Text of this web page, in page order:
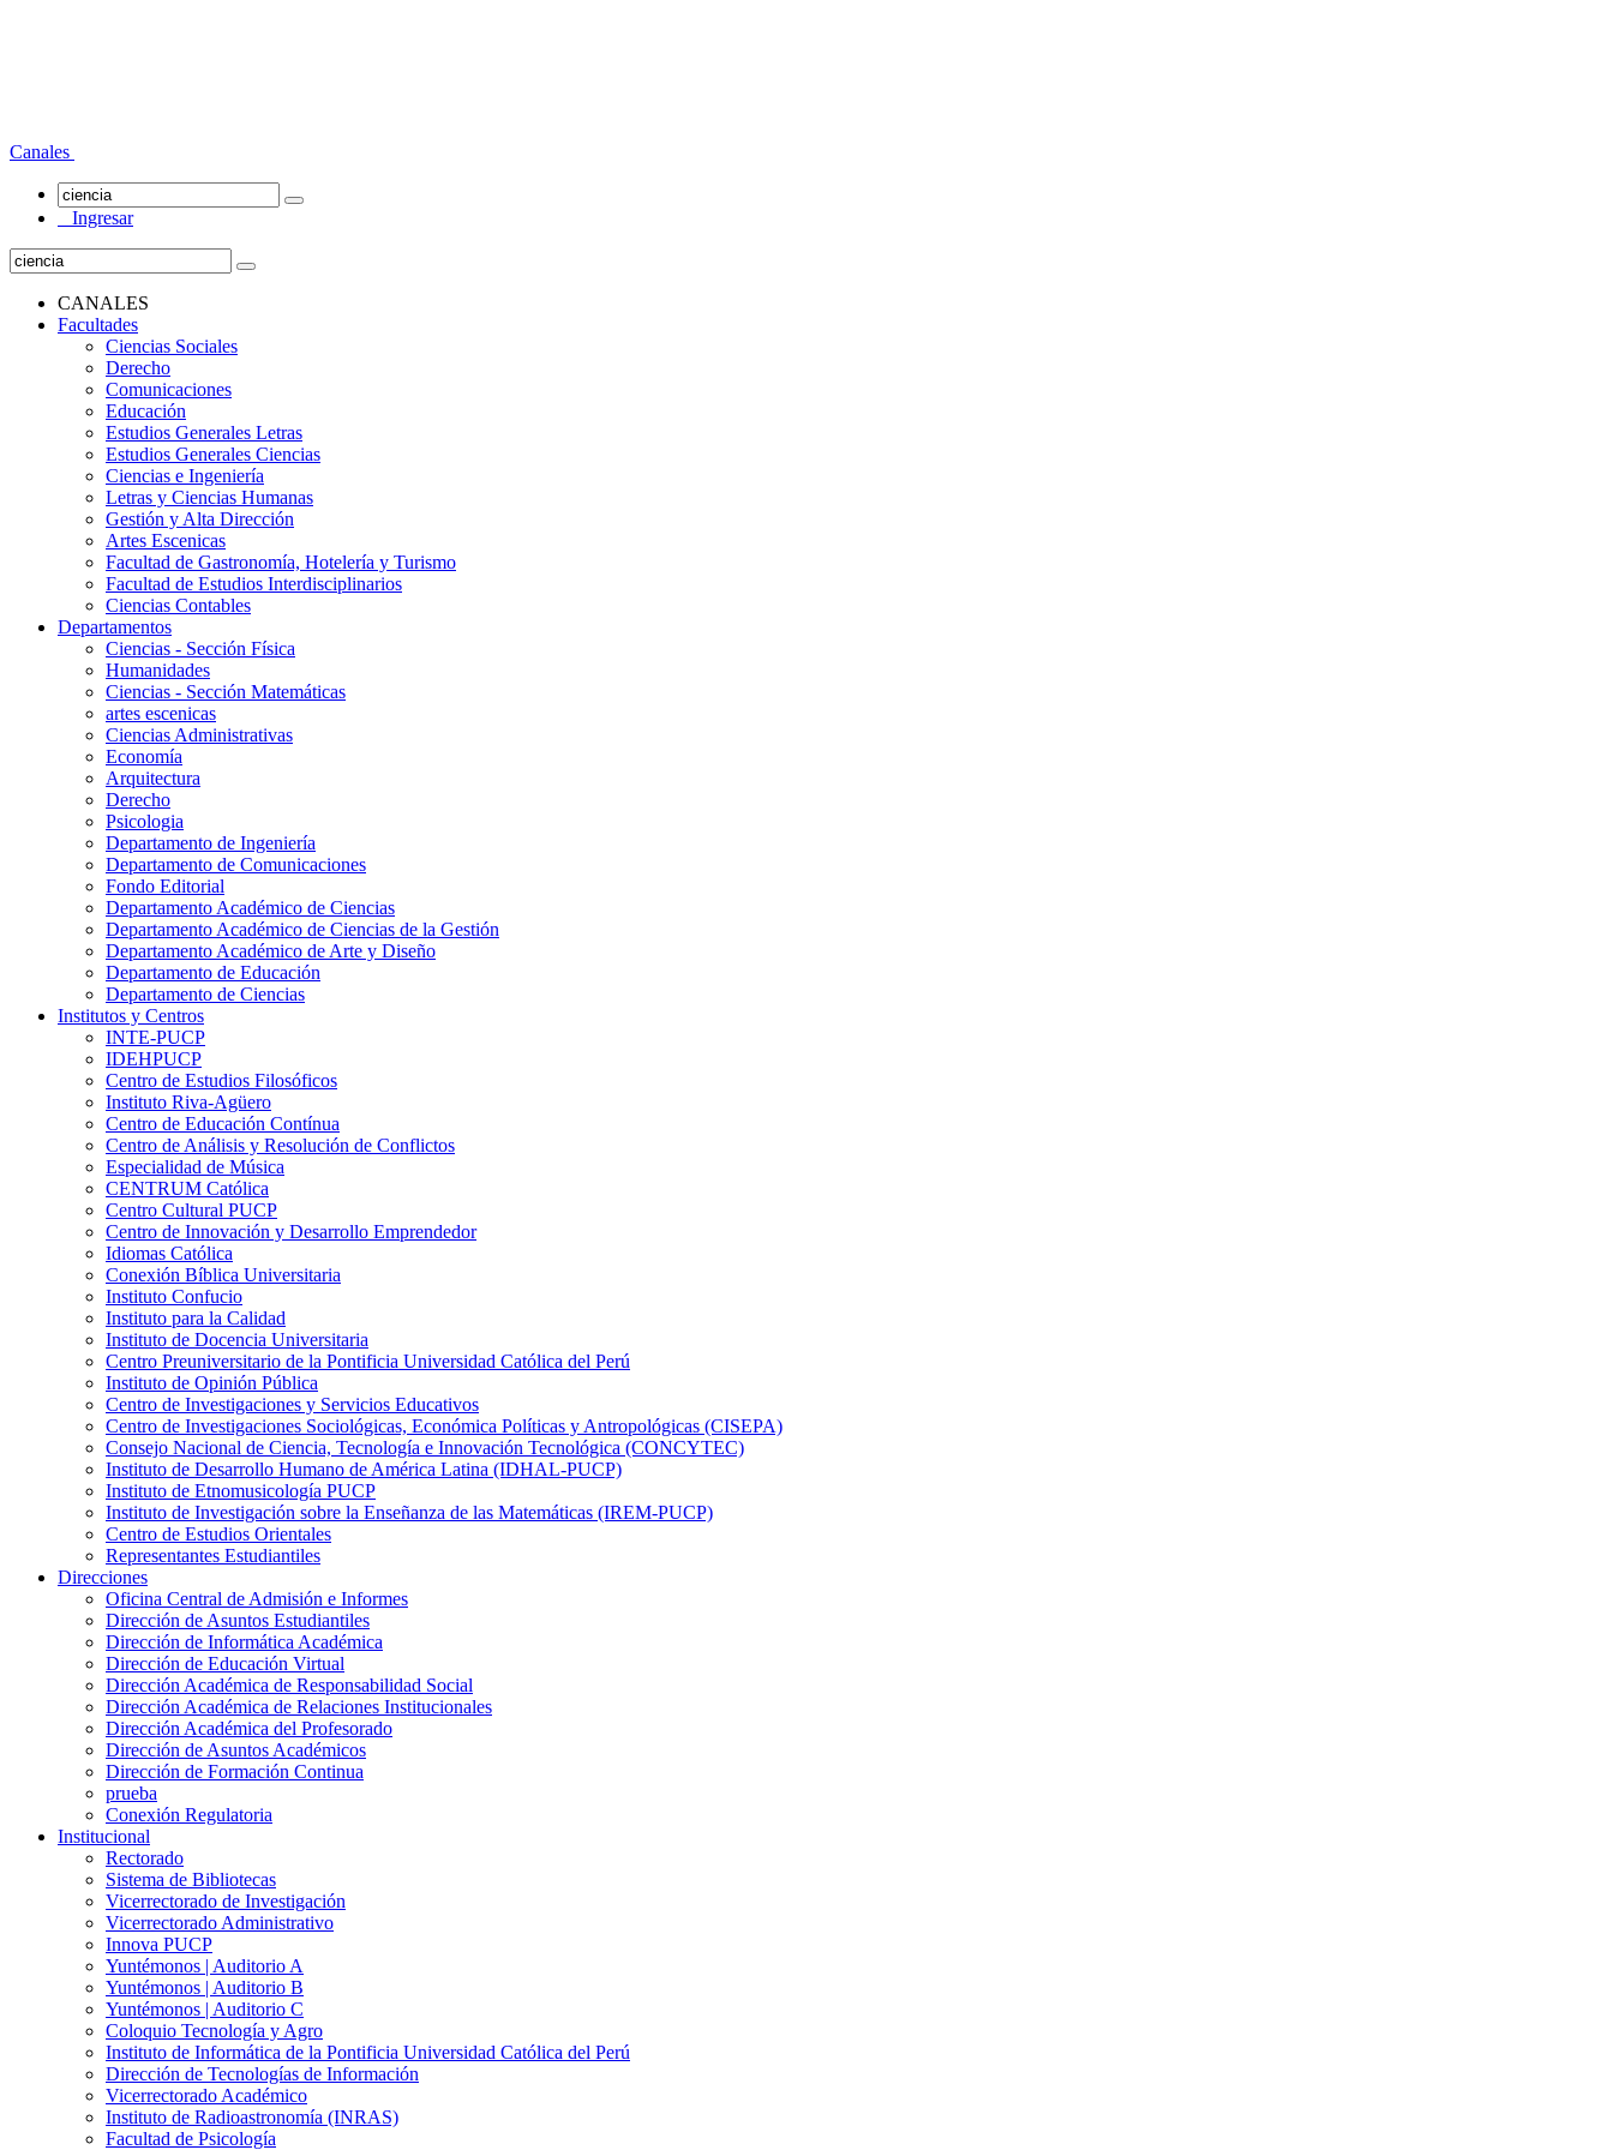
Canales
Ingresar
CANALES
Facultades
Ciencias Sociales
Derecho
Comunicaciones
Educación
Estudios Generales Letras
Estudios Generales Ciencias
Ciencias e Ingeniería
Letras y Ciencias Humanas
Gestión y Alta Dirección
Artes Escenicas
Facultad de Gastronomía, Hotelería y Turismo
Facultad de Estudios Interdisciplinarios
Ciencias Contables
Departamentos
Ciencias - Sección Física
Humanidades
Ciencias - Sección Matemáticas
artes escenicas
Ciencias Administrativas
Economía
Arquitectura
Derecho
Psicologia
Departamento de Ingeniería
Departamento de Comunicaciones
Fondo Editorial
Departamento Académico de Ciencias
Departamento Académico de Ciencias de la Gestión
Departamento Académico de Arte y Diseño
Departamento de Educación
Departamento de Ciencias
Institutos y Centros
INTE-PUCP
IDEHPUCP
Centro de Estudios Filosóficos
Instituto Riva-Agüero
Centro de Educación Contínua
Centro de Análisis y Resolución de Conflictos
Especialidad de Música
CENTRUM Católica
Centro Cultural PUCP
Centro de Innovación y Desarrollo Emprendedor
Idiomas Católica
Conexión Bíblica Universitaria
Instituto Confucio
Instituto para la Calidad
Instituto de Docencia Universitaria
Centro Preuniversitario de la Pontificia Universidad Católica del Perú
Instituto de Opinión Pública
Centro de Investigaciones y Servicios Educativos
Centro de Investigaciones Sociológicas, Económica Políticas y Antropológicas (CISEPA)
Consejo Nacional de Ciencia, Tecnología e Innovación Tecnológica (CONCYTEC)
Instituto de Desarrollo Humano de América Latina (IDHAL-PUCP)
Instituto de Etnomusicología PUCP
Instituto de Investigación sobre la Enseñanza de las Matemáticas (IREM-PUCP)
Centro de Estudios Orientales
Representantes Estudiantiles
Direcciones
Oficina Central de Admisión e Informes
Dirección de Asuntos Estudiantiles
Dirección de Informática Académica
Dirección de Educación Virtual
Dirección Académica de Responsabilidad Social
Dirección Académica de Relaciones Institucionales
Dirección Académica del Profesorado
Dirección de Asuntos Académicos
Dirección de Formación Continua
prueba
Conexión Regulatoria
Institucional
Rectorado
Sistema de Bibliotecas
Vicerrectorado de Investigación
Vicerrectorado Administrativo
Innova PUCP
Yuntémonos | Auditorio A
Yuntémonos | Auditorio B
Yuntémonos | Auditorio C
Coloquio Tecnología y Agro
Instituto de Informática de la Pontificia Universidad Católica del Perú
Dirección de Tecnologías de Información
Vicerrectorado Académico
Instituto de Radioastronomía (INRAS)
Facultad de Psicología